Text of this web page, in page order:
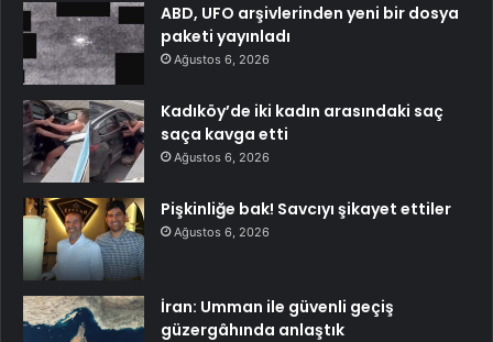
ABD, UFO arşivlerinden yeni bir dosya
paketi yayınladı
Ağustos 6, 2026
Kadıköy’de iki kadın arasındaki saç
saça kavga etti
Ağustos 6, 2026
Pişkinliğe bak! Savcıyı şikayet ettiler
Ağustos 6, 2026
İran: Umman ile güvenli geçiş
güzergâhında anlaştık